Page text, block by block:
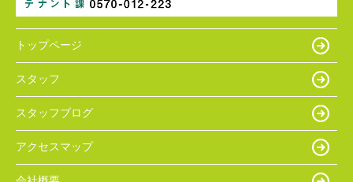
トップページ
スタッフ
スタッフブログ
アクセスマップ